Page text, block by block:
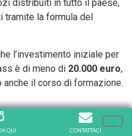
distribuiti in tutto il paese,
tramite la formula del
l’investimento iniziale per
è di meno di 20.000 euro,
anche il corso di formazione.
QUI CONTATTACI